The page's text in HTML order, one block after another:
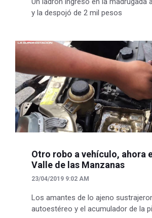
y la despojó de 2 mil pesos
Otro robo a vehículo, ahora
Valle de las Manzanas
23/04/2019 9:02 AM
Los amantes de lo ajeno
autoestéreo y el acumulador de la